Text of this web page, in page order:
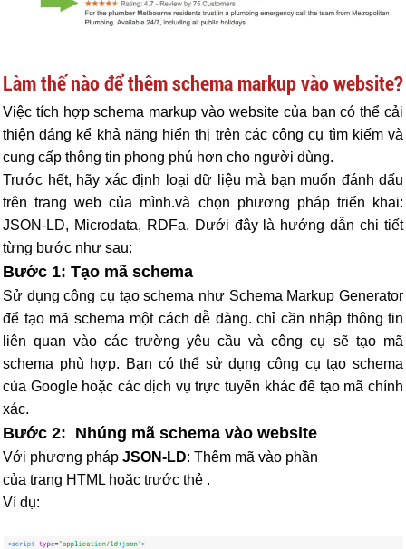
Làm thế nào để thêm schema markup vào website?
Việc tích hợp schema markup vào website của bạn có thể cải
thiện đáng kể khả năng hiển thị trên các công cụ tìm kiếm và
cung cấp thông tin phong phú hơn cho người dùng.
Trước hết, hãy xác định loại dữ liệu mà bạn muốn đánh dấu
trên trang web của mình.và chọn phương pháp triển khai:
JSON-LD, Microdata, RDFa. Dưới đây là hướng dẫn chi tiết
từng bước như sau:
Bước 1: Tạo mã schema
Sử dụng công cụ tạo schema như Schema Markup Generator
để tạo mã schema một cách dễ dàng. chỉ cần nhập thông tin
liên quan vào các trường yêu cầu và công cụ sẽ tạo mã
schema phù hợp. Bạn có thể sử dụng công cụ tạo schema
của Google hoặc các dịch vụ trực tuyến khác để tạo mã chính
xác.
Bước 2: Nhúng mã schema vào website
Với phương pháp JSON-LD: Thêm mã vào phần
của trang HTML hoặc trước thẻ .
Ví dụ: